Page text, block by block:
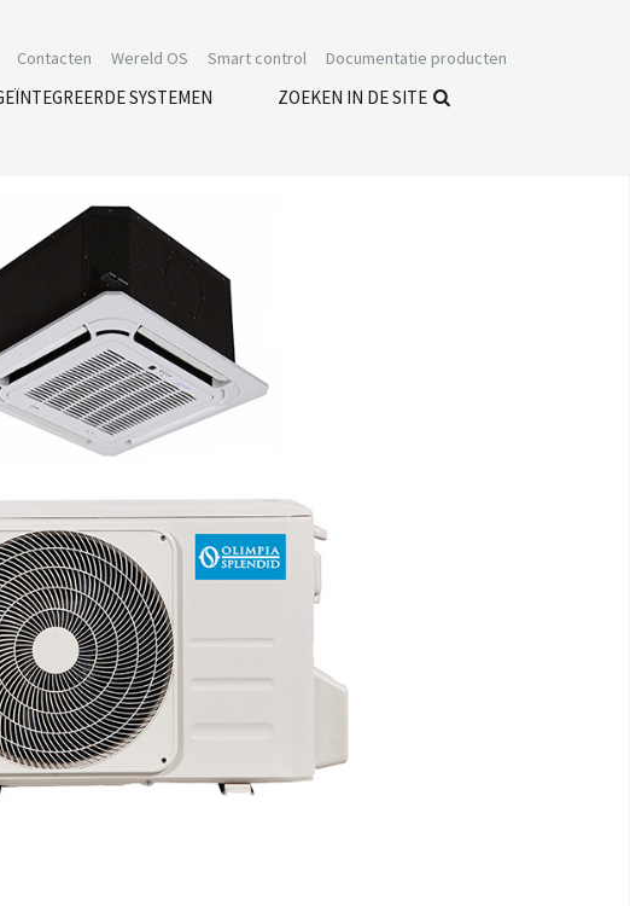
Documentatie producten
Smart control
Wereld OS
Contacten
SYSTEMEN
ZOEKEN IN DE SITE